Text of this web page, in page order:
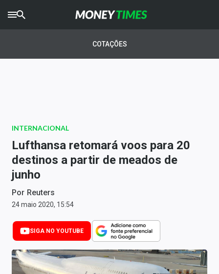
AGROTIMES
Newsletters
Money Trader
Anuncie
Últimas Notícias
Newsletters
Cotações
Comprar ou vender?
COTAÇÕES
INTERNACIONAL
Lufthansa retomará voos para 20
destinos a partir de meados de
junho
Por Reuters
24 maio 2020, 15:54
SIGA NO YOUTUBE